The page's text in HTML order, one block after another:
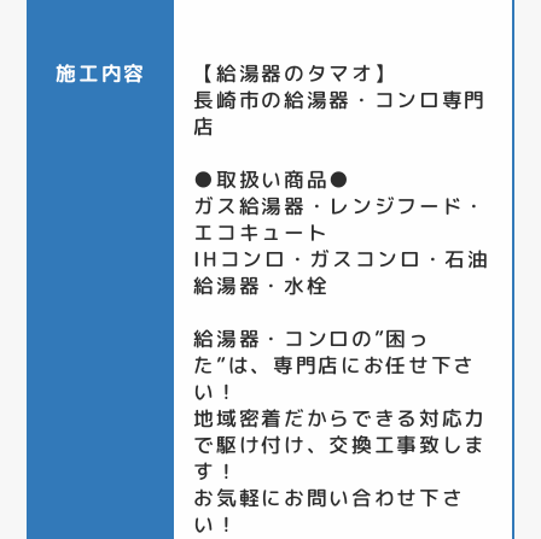
施工内容
【給湯器のタマオ】
長崎市の給湯器・コンロ専門
店
●取扱い商品●
ガス給湯器・レンジフード・
エコキュート
IHコンロ・ガスコンロ・石油
給湯器・水栓
給湯器・コンロの”困っ
た”は、専門店にお任せ下さ
い！
地域密着だからできる対応力
で駆け付け、交換工事致しま
す！
お気軽にお問い合わせ下さ
い！